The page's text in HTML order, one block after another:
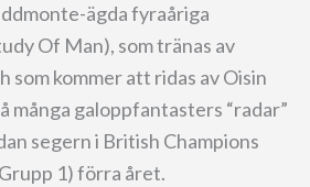
ägda fyraåriga
Of Man), som tränas av
som kommer att ridas av Oisin
många galoppfantasters “radar”
segern i British Champions
1) förra året.